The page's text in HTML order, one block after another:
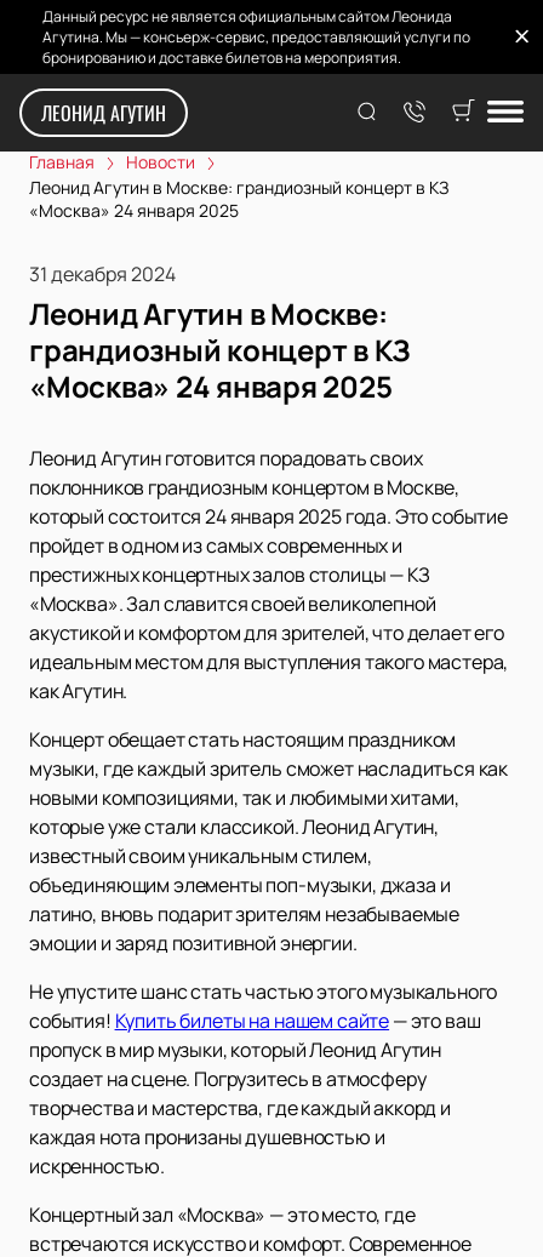
Данный ресурс не является официальным сайтом Леонида
Агутина. Мы — консьерж-сервис, предоставляющий услуги по
бронированию и доставке билетов на мероприятия.
ЛЕОНИД АГУТИН
Главная
Новости
Леонид Агутин в Москве: грандиозный концерт в КЗ
«Москва» 24 января 2025
31 декабря 2024
Леонид Агутин в Москве:
грандиозный концерт в КЗ
«Москва» 24 января 2025
Леонид Агутин готовится порадовать своих
поклонников грандиозным концертом в Москве,
который состоится 24 января 2025 года. Это событие
пройдет в одном из самых современных и
престижных концертных залов столицы — КЗ
«Москва». Зал славится своей великолепной
акустикой и комфортом для зрителей, что делает его
идеальным местом для выступления такого мастера,
как Агутин.
Концерт обещает стать настоящим праздником
музыки, где каждый зритель сможет насладиться как
новыми композициями, так и любимыми хитами,
которые уже стали классикой. Леонид Агутин,
известный своим уникальным стилем,
объединяющим элементы поп-музыки, джаза и
латино, вновь подарит зрителям незабываемые
эмоции и заряд позитивной энергии.
Не упустите шанс стать частью этого музыкального
события! Купить билеты на нашем сайте— это ваш
пропуск в мир музыки, который Леонид Агутин
создает на сцене. Погрузитесь в атмосферу
творчества и мастерства, где каждый аккорд и
каждая нота пронизаны душевностью и
искренностью.
Концертный зал «Москва» — это место, где
встречаются искусство и комфорт. Современное